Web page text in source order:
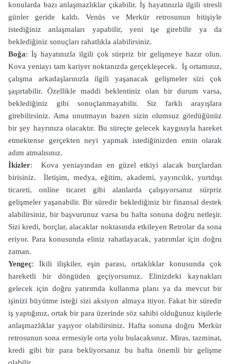
konularda bazı anlaşmazlıklar çıkabilir. İş hayatınızla ilgili stresli
günler geride kaldı. Venüs ve Merkür retrosunun bitişiyle
istediğiniz anlaşmaları yapabilir, yeni işe girebilir ya da
beklediğiniz sonuçları rahatlıkla alabilirsiniz.
Boğa: İş hayatınızla ilgili çok sürpriz bir gelişmeye hazır olun.
Kova yeniayı tam kariyer noktanızda gerçekleşecek. İş ortamınız,
çalışma arkadaşlarınızla ilgili yaşanacak gelişmeler sizi çok
şaşırtabilir. Özellikle maddi beklentiniz olan bir durum varsa,
beklediğiniz gibi sonuçlanmayabilir. Siz farklı arayışlara
girebilirsiniz. Ama unutmayın bazen sizin olumsuz gördüğünüz
bir şey hayrınıza olacaktır. Bu süreçte gelecek kaygısıyla hareket
etmektense gerçekten neyi yapmak istediğinizden emin olarak
adım atmalısınız.
İkizler: Kova yeniayından en güzel etkiyi alacak burçlardan
birisiniz. İletişim, medya, eğitim, akademi, yayıncılık, yurtdışı
ticareti, online ticaret gibi alanlarda çalışıyorsanız sürpriz
gelişmeler yaşanabilir. Bir süredir beklediğiniz bir finansal destek
alabilirsiniz, bir başvurunuz varsa bu hafta sonuna doğru netleşir.
Sizi kredi, borçlar, alacaklar noktasında etkileyen Retrolar da sona
eriyor. Para konusunda eliniz rahatlayacak, yatırımlar için doğru
zaman.
Yengeç: İkili ilişkiler, eşin parası, ortaklıklar konusunda çok
hareketli bir döngüden geçiyorsunuz. Elinizdeki kaynakları
gelecek için doğru yatırımda kullanma planı ya da mevcut bir
işinizi büyütme isteği sizi aksiyon almaya itiyor. Fakat bir süredir
iş yaptığınız, ortak bir para üzerinde söz sahibi olduğunuz kişilerle
anlaşmazlıklar yaşıyor olabilirsiniz. Hafta sonuna doğru Merkür
retrosunun sona ermesiyle orta yolu bulacaksınız. Miras, tazminat,
kredi gibi bir para bekliyorsanız bu hafta önemli bir gelişme